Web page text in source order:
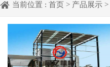
当前位置 : 首页 > 产品展示 >